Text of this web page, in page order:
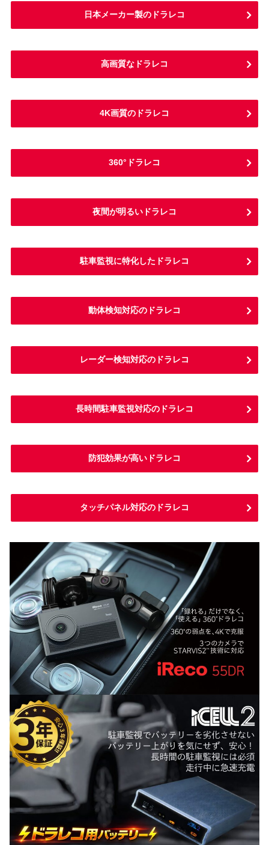
日本メーカー製のドラレコ
高画質なドラレコ
4K画質のドラレコ
360°ドラレコ
夜間が明るいドラレコ
駐車監視に特化したドラレコ
動体検知対応のドラレコ
レーダー検知対応のドラレコ
長時間駐車監視対応のドラレコ
防犯効果が高いドラレコ
タッチパネル対応のドラレコ